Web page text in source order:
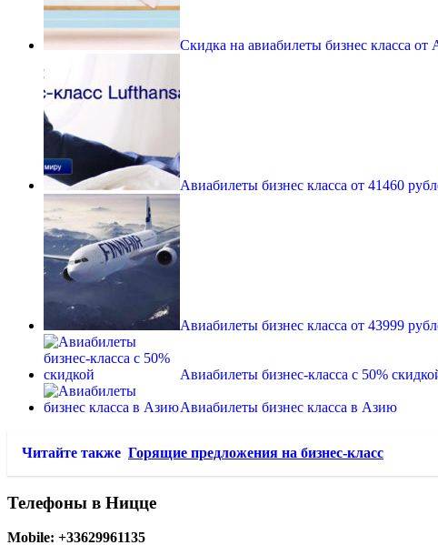
Скидка на авиабилеты бизнес класса от
Авиабилеты бизнес класса от 41460
Авиабилеты бизнес класса от 43999
Авиабилеты бизнес-класса с 50%
Авиабилеты бизнес класса в Азию
Читайте также Горящие предложения на бизнес-класс
Телефоны в Ницце
Mobile: +33629961135